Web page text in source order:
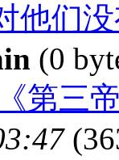
他们
(0
第三